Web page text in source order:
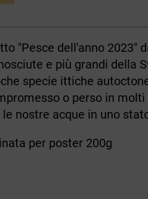
"Pesce dell'anno 2023"
e più grandi della
specie ittiche
o perso in
nostre acque in uno
per poster 200g